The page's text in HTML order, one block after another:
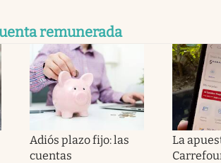
remunerada
Adiós plazo fijo: las
cuentas
La